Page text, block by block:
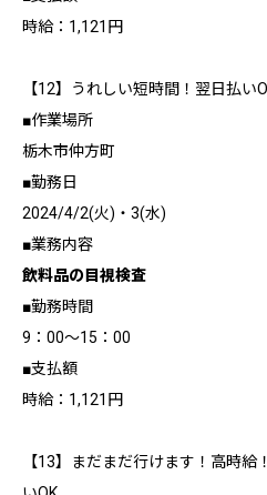
時給：1,121円
【12】うれしい短時間！翌日払い
■作業場所
栃木市仲方町
■勤務日
2024/4/2(火)・3(水)
■業務内容
飲料品の目視検査
■勤務時間
9：00～15：00
■支払額
時給：1,121円
【13】まだまだ行けます！高時